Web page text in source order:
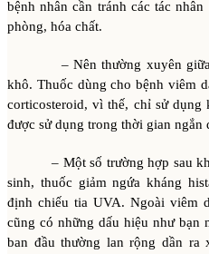
bệnh nhân cần tránh các tác
phòng, hóa chất.
– Nên thường xuyên giữa
khô. Thuốc dùng cho bệnh viêm
corticosteroid, vì thế, chỉ sử
được sử dụng trong thời gian ngắn
– Một số trường hợp sau khi
sinh, thuốc giảm ngứa kháng
định chiếu tia UVA. Ngoài viêm
cũng có những dấu hiệu như bạn
ban đầu thường lan rộng dần ra